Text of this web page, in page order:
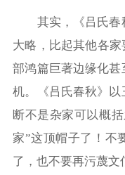
其实，《吕氏春
大略，比起其他各
部鸿篇巨著边缘化
机。《吕氏春秋》以
断不是杂家可以概
家”这顶帽子了！不
了，也不要再污蔑文